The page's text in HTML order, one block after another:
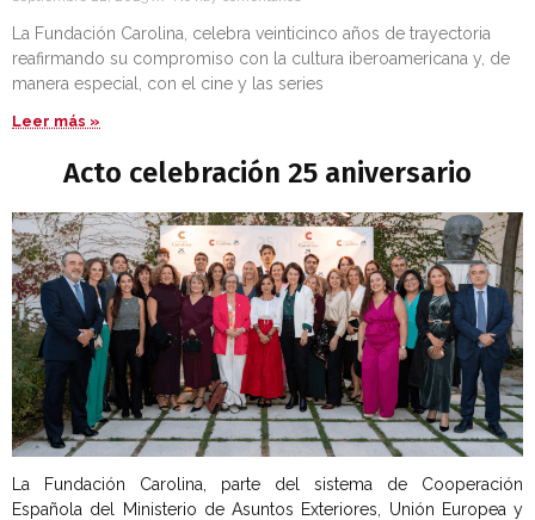
La Fundación Carolina, celebra veinticinco años de trayectoria
reafirmando su compromiso con la cultura iberoamericana y, de
manera especial, con el cine y las series
Leer más »
Acto celebración 25 aniversario
La Fundación Carolina, parte del sistema de Cooperación
Española del Ministerio de Asuntos Exteriores, Unión Europea y